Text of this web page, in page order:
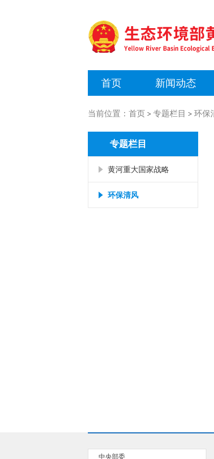
首页 新闻动态
当前位置： 首页 > 专题栏目 > 环保
专题栏目
黄河重大国家战略
环保清风
中央部委